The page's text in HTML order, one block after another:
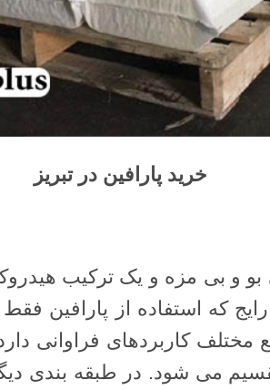
خرید پارافین در تبریز
بو و بی مزه و یک ترکیب
که استفاده از پارافین
مختلف کاربردهای فراوانی
می شود. در طبقه بندی